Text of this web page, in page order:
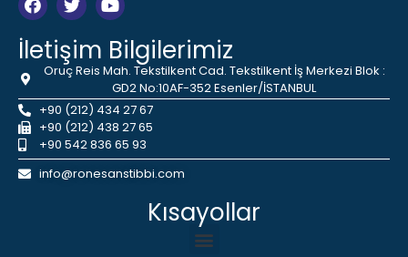
İletişim Bilgilerimiz
Oruç Reis Mah. Tekstilkent Cad. Tekstilkent İş Merkezi Blok :
GD2 No:10AF-352 Esenler/İSTANBUL
+90 (212) 434 27 67
+90 (212) 438 27 65
+90 542 836 65 93
info@ronesanstibbi.com
Kısayollar